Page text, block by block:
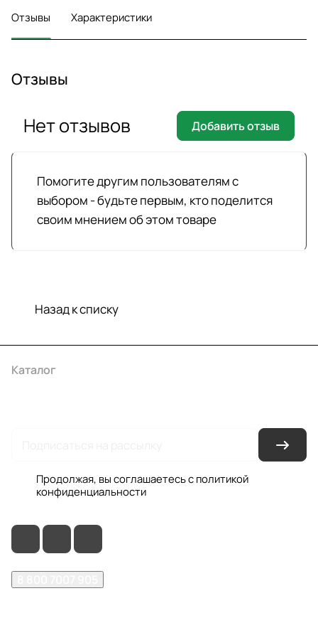
Отзывы Характеристики
Отзывы
Помогите другим пользователям с
выбором - будьте первым, кто поделится
своим мнением об этом товаре
Нет отзывов Добавить отзыв
Назад к списку
Каталог
Продолжая, вы соглашаетесь с политикой
конфиденциальности